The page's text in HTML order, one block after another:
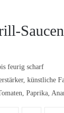
Saucen
feurig scharf
künstliche
Paprika,